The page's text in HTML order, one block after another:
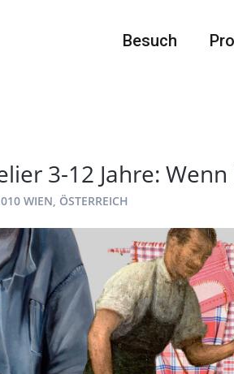
Besuch
3-12 Jahre:
WIEN, ÖSTERREICH